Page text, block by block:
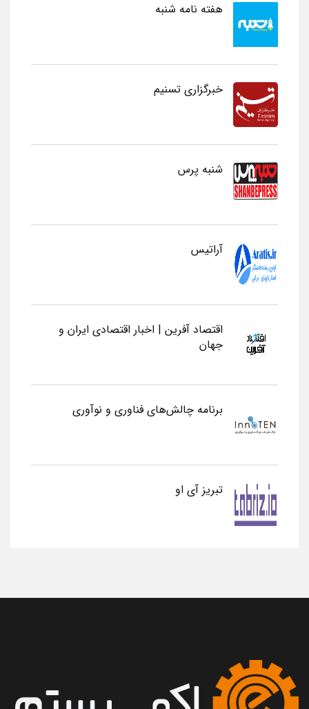
هفته نامه شنبه
خبرگزاری تسنیم
شنبه پرس
آراتیس
اقتصاد آفرین | اخبار اقتصادی ایران و
جهان
برنامه چالش‌های فناوری و نوآوری
تبریز آی او